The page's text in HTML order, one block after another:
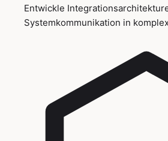
Entwickle
Systemkommunikation in